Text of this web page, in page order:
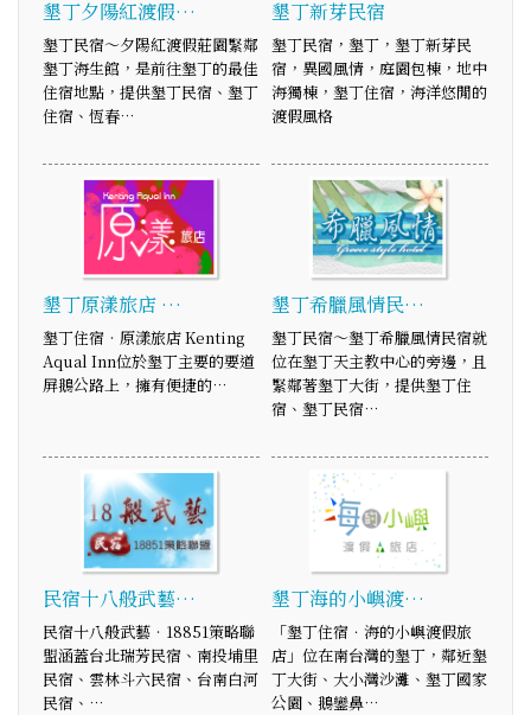
墾丁夕陽紅渡假…
墾丁民宿～夕陽紅渡假莊園緊鄰
墾丁海生館，是前往墾丁的最佳
住宿地點，提供墾丁民宿、墾丁
住宿、恆春…
墾丁新芽民宿
墾丁民宿，墾丁，墾丁新芽民
宿，異國風情，庭園包棟，地中
海獨棟，墾丁住宿，海洋悠閒的
渡假風格
墾丁原漾旅店 …
墾丁住宿‧原漾旅店 Kenting
Aqual Inn位於墾丁主要的要道
屏鵝公路上，擁有便捷的…
墾丁希臘風情民…
墾丁民宿～墾丁希臘風情民宿就
位在墾丁天主教中心的旁邊，且
緊鄰著墾丁大街，提供墾丁住
宿、墾丁民宿…
民宿十八般武藝…
民宿十八般武藝‧18851策略聯
盟涵蓋台北瑞芳民宿、南投埔里
民宿、雲林斗六民宿、台南白河
民宿、…
墾丁海的小嶼渡…
「墾丁住宿．海的小嶼渡假旅
店」位在南台灣的墾丁，鄰近墾
丁大街、大小灣沙灘、墾丁國家
公園、鵝鑾鼻…